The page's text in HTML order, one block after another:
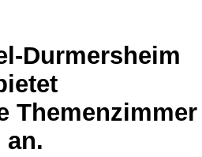
Durmersheim
Themenzimmer
an.